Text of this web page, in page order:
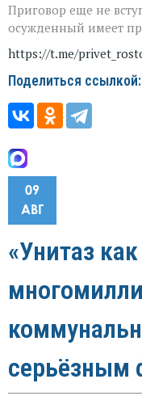
Приговор еще не
осужденный имеет
https://t.me/
Поделиться ссылкой:
09
АВГ
«Унитаз
серьёзным